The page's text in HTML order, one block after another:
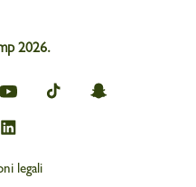
2026.
Longchamp
on
youtube
Longchamp
on
Longchamp
on
Longchamp
on
legali